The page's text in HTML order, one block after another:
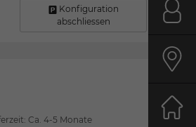
Konfiguration
abschliessen
Ca. 4-5 Monate